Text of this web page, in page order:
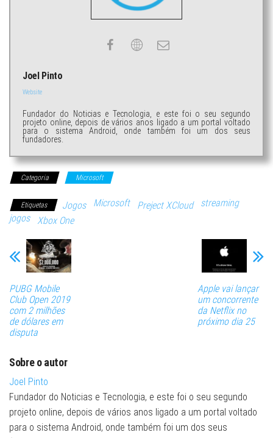
Joel Pinto
Website
Fundador do Noticias e Tecnologia, e este foi o seu segundo
projeto online, depois de vários anos ligado a um portal voltado
para o sistema Android, onde também foi um dos seus
fundadores.
Categoria Microsoft
Etiquetas Jogos Microsoft Preject XCloud
streaming
jogos
Xbox One
PUBG Mobile
Club Open 2019
com 2 milhões
de dólares em
disputa
Apple vai lançar
um concorrente
da Netflix no
próximo dia 25
Sobre o autor
Joel Pinto
Fundador do Noticias e Tecnologia, e este foi o seu segundo
projeto online, depois de vários anos ligado a um portal voltado
para o sistema Android, onde também foi um dos seus